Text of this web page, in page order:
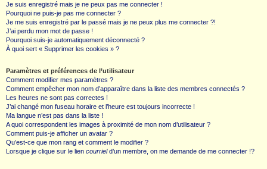
Je suis enregistré mais je ne peux pas me connecter !
Pourquoi ne puis-je pas me connecter ?
Je me suis enregistré par le passé mais je ne peux plus me connecter ?!
J’ai perdu mon mot de passe !
Pourquoi suis-je automatiquement déconnecté ?
À quoi sert « Supprimer les cookies » ?
Paramètres et préférences de l’utilisateur
Comment modifier mes paramètres ?
Comment empêcher mon nom d’apparaître dans la liste des membres connectés ?
Les heures ne sont pas correctes !
J’ai changé mon fuseau horaire et l’heure est toujours incorrecte !
Ma langue n’est pas dans la liste !
A quoi correspondent les images à proximité de mon nom d’utilisateur ?
Comment puis-je afficher un avatar ?
Qu’est-ce que mon rang et comment le modifier ?
Lorsque je clique sur le lien courrield’un membre, on me demande de me connecter !?